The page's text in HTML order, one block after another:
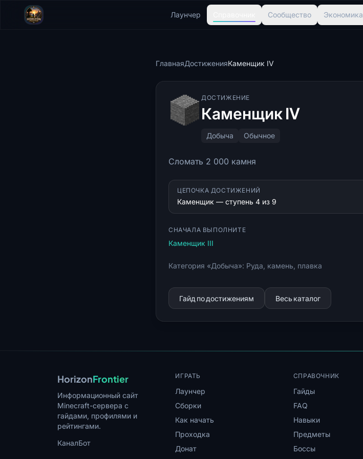
Лаунчер Сообщество Экономика
ГлавнаяДостиженияКаменщик IV
ДОСТИЖЕНИЕ
Каменщик IV
Добыча Обычное
Сломать 2 000 камня
ЦЕПОЧКА ДОСТИЖЕНИЙ
Каменщик — ступень 4 из 9
СНАЧАЛА ВЫПОЛНИТЕ
Каменщик III
Категория «Добыча»: Руда, камень, плавка
Гайд по достижениям Весь каталог
HorizonFrontier
Информационный сайт
Minecraft-сервера с
гайдами, профилями и
рейтингами.
КаналБот
ИГРАТЬ
Лаунчер
Сборки
Как начать
Проходка
Донат
СПРАВОЧНИК
Гайды
FAQ
Навыки
Предметы
Боссы